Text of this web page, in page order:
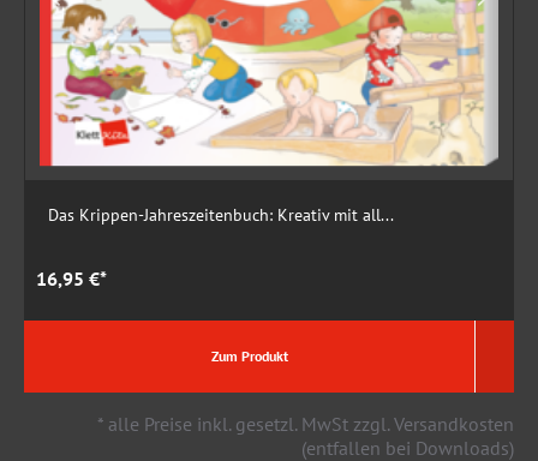
Das Krippen-Jahreszeitenbuch: Kreativ mit all...
16,95 €*
Zum Produkt
* alle Preise inkl. gesetzl. MwSt zzgl. Versandkosten
(entfallen bei Downloads)